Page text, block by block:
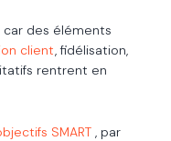
des éléments
client, fidélisation,
rentrent en
SMART , par